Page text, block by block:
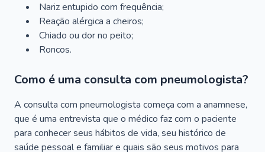
Nariz entupido com frequência;
Reação alérgica a cheiros;
Chiado ou dor no peito;
Roncos.
Como é uma consulta com pneumologista?
A consulta com pneumologista começa com a anamnese,
que é uma entrevista que o médico faz com o paciente
para conhecer seus hábitos de vida, seu histórico de
saúde pessoal e familiar e quais são seus motivos para